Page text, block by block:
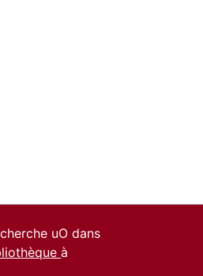
uO dans
à